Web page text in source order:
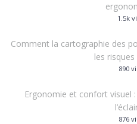
1.5k
Comment la cartographie des
les
890
Ergonomie et confort visuel
876